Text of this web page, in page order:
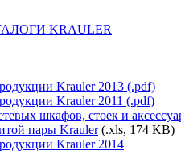
KRAULER
Krauler 2013 (.pdf)
Krauler 2011 (.pdf)
шкафов, стоек и
пары Krauler(.xls, 174 KB)
Krauler 2014